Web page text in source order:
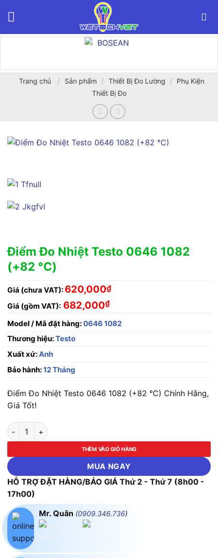
Trang chủ / Sản phẩm / Thiết Bị Đo Lường / Phụ Kiện
Thiết Bị Đo
Điểm Đo Nhiệt Testo 0646 1082
(+82 °C)
Giá (chưa VAT): 620,000₫
Giá (gồm VAT): 682,000₫
Model / Mã đặt hàng:0646 1082
Thương hiệu:Testo
Xuất xứ:Anh
Bảo hành:12 Tháng
Điểm Đo Nhiệt Testo 0646 1082 (+82 °C) Chính Hãng,
Giá Tốt!
Điểm Đo Nhiệt Testo 0646 1082 (+82 °C) số lượng
THÊM VÀO GIỎ HÀNG
MUA NGAY
HỖ TRỢ ĐẶT HÀNG/BÁO GIÁ Thứ 2 - Thứ 7 (8h00 -
17h00)
Mr. Quân (0909.346.736)